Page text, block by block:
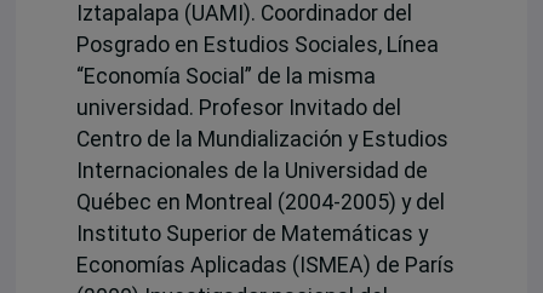
Iztapalapa (UAMI). Coordinador del
Posgrado en Estudios Sociales, Línea
“Economía Social” de la misma
universidad. Profesor Invitado del
Centro de la Mundialización y Estudios
Internacionales de la Universidad de
Québec en Montreal (2004-2005) y del
Instituto Superior de Matemáticas y
Economías Aplicadas (ISMEA) de París